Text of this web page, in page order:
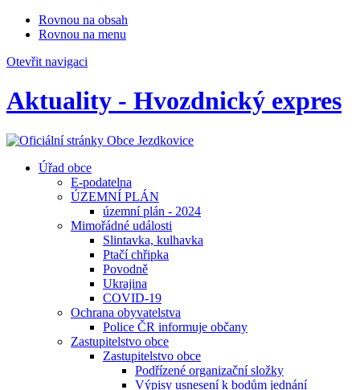
Rovnou na obsah
Rovnou na menu
Otevřit navigaci
Aktuality - Hvozdnický expres
Úřad obce
E-podatelna
ÚZEMNÍ PLÁN
územní plán - 2024
Mimořádné události
Slintavka, kulhavka
Ptačí chřipka
Povodně
Ukrajina
COVID-19
Ochrana obyvatelstva
Police ČR informuje občany
Zastupitelstvo obce
Zastupitelstvo obce
Podřízené organizační složky
Výpisy usnesení k bodům jednání